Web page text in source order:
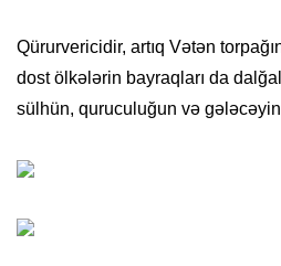
Qürurvericidir, artıq Vətən
dost ölkələrin bayraqları da
sülhün, quruculuğun və